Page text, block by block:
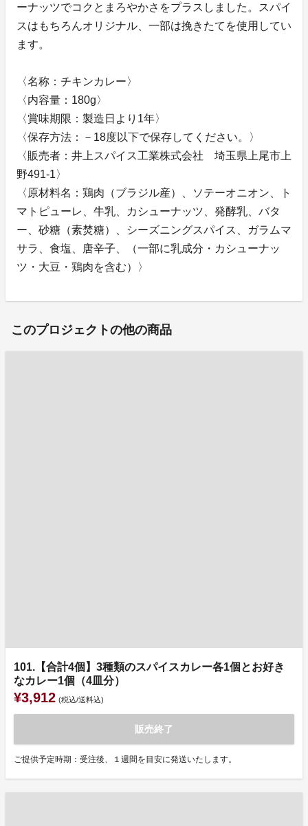
ーナッツでコクとまろやかさをプラスしました。スパイ
スはもちろんオリジナル、一部は挽きたてを使用してい
ます。
〈名称：チキンカレー〉
〈内容量：180g〉
〈賞味期限：製造日より1年〉
〈保存方法：－18度以下で保存してください。〉
〈販売者：井上スパイス工業株式会社 埼玉県上尾市上
野491-1〉
〈原材料名：鶏肉（ブラジル産）、ソテーオニオン、ト
マトピューレ、牛乳、カシューナッツ、発酵乳、バタ
ー、砂糖（素焚糖）、シーズニングスパイス、ガラムマ
サラ、食塩、唐辛子、（一部に乳成分・カシューナッ
ツ・大豆・鶏肉を含む）〉
このプロジェクトの他の商品
101.【合計4個】3種類のスパイスカレー各1個とお好き
なカレー1個（4皿分）
¥3,912 (税込/送料込)
販売終了
ご提供予定時期：受注後、１週間を目安に発送いたします。